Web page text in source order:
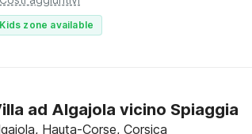
Kids zone available
ad Algajola vicino Spiaggia
Hauta-Corse, Corsica